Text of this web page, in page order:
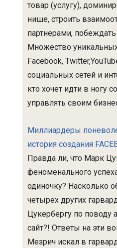
товар (услугу),
нише, строить
партнерами,
Множество
Facebook,
социальных сетей и
кто хочет идти в ногу
управлять своим
Миллиардеры
история создания
Правда ли, что Марк
феноменального
одиночку? Насколько
четырех других
Цукербергу по поводу
сайт?! Ответы на эти
Мезрич искал в